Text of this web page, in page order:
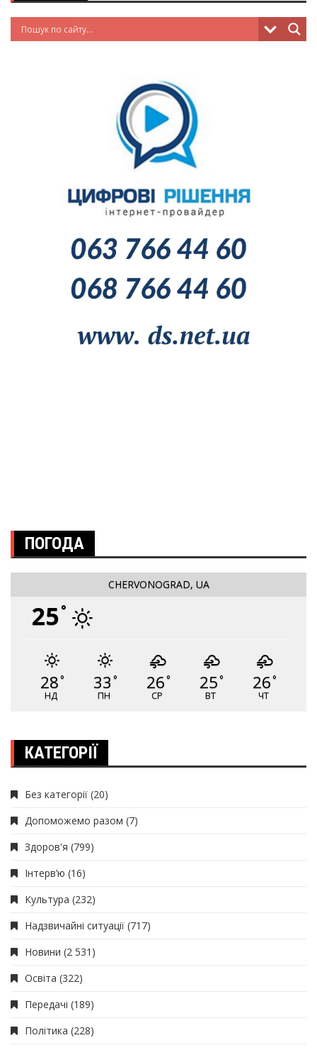
ПОГОДА
CHERVONOGRAD, UA
25°
28°
НД
33 °
ПН
26°
СР
25°
ВТ
26°
ЧТ
КАТЕГОРІЇ
Без категорії (20)
Допоможемо разом (7)
Здоров'я (799)
Інтерв’ю (16)
Культура (232)
Надзвичайні ситуації (717)
Новини (2 531)
Освіта (322)
Передачі (189)
Політика (228)